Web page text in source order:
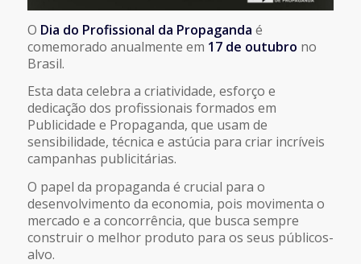
O Dia do Profissional da Propaganda é
comemorado anualmente em 17 de outubro no
Brasil.
Esta data celebra a criatividade, esforço e
dedicação dos profissionais formados em
Publicidade e Propaganda, que usam de
sensibilidade, técnica e astúcia para criar incríveis
campanhas publicitárias.
O papel da propaganda é crucial para o
desenvolvimento da economia, pois movimenta o
mercado e a concorrência, que busca sempre
construir o melhor produto para os seus públicos-
alvo.